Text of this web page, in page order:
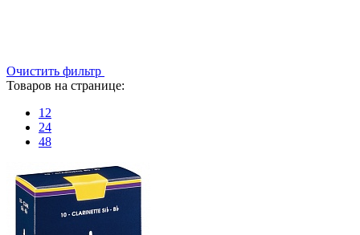
Очистить фильтр
Товаров на странице:
12
24
48